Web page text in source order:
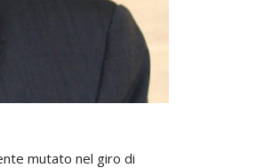
mutato nel giro di